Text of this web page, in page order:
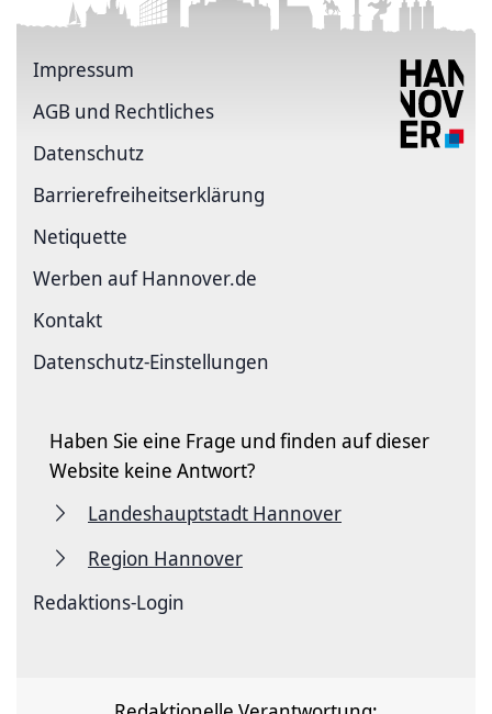
Impressum
AGB und Rechtliches
Datenschutz
Barriere­freiheits­erklärung
Netiquette
Werben auf Hannover.de
Kontakt
Datenschutz-Einstellungen
Haben Sie eine Frage und finden auf dieser
Website keine Antwort?
Landeshauptstadt Hannover
Region Hannover
Redaktions-Login